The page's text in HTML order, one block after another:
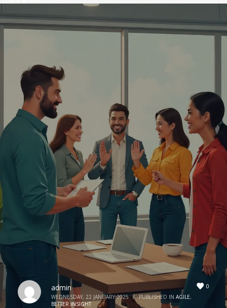
0
admin
WEDNESDAY, 22 JANUARY 2025 / PUBLISHED IN AGILE,
BETTER INSIGHT